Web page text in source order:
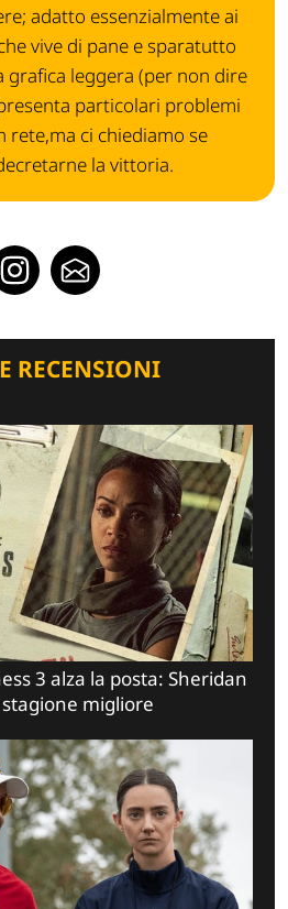
adatto essenzialmente ai
vive di pane e sparatutto
grafica leggera (per non dire
particolari problemi
rete,ma ci chiediamo se
la vittoria.
RECENSIONI
3 alza la posta: Sheridan
migliore